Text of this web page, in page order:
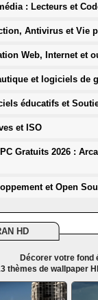
: Lecteurs et
Antivirus et Vie
Web, Internet et
et logiciels de
éducatifs et
et ISO
Gratuits 2026 :
et Open
HD
Décorer votre fond
thèmes de wallpaper